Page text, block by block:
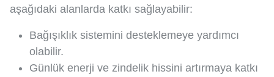
aşağıdaki alanlarda katkı sağlayabilir:
Bağışıklık sistemini desteklemeye yardımcı
olabilir.
Günlük enerji ve zindelik hissini artırmaya katkı